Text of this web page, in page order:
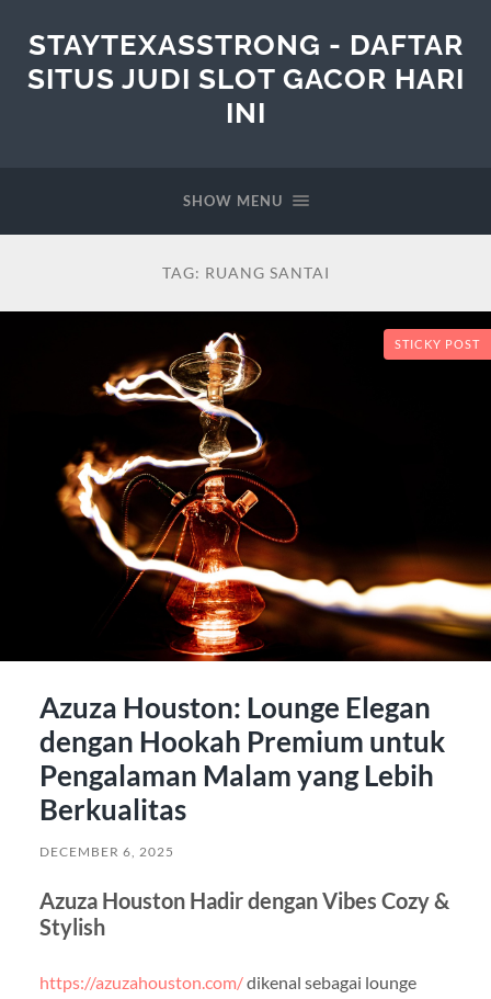
STAYTEXASSTRONG - DAFTAR
SITUS JUDI SLOT GACOR HARI
INI
SHOW MENU
TAG: RUANG SANTAI
STICKY POST
Azuza Houston: Lounge Elegan
dengan Hookah Premium untuk
Pengalaman Malam yang Lebih
Berkualitas
DECEMBER 6, 2025
Azuza Houston Hadir dengan Vibes Cozy &
Stylish
https://azuzahouston.com/dikenal sebagai lounge